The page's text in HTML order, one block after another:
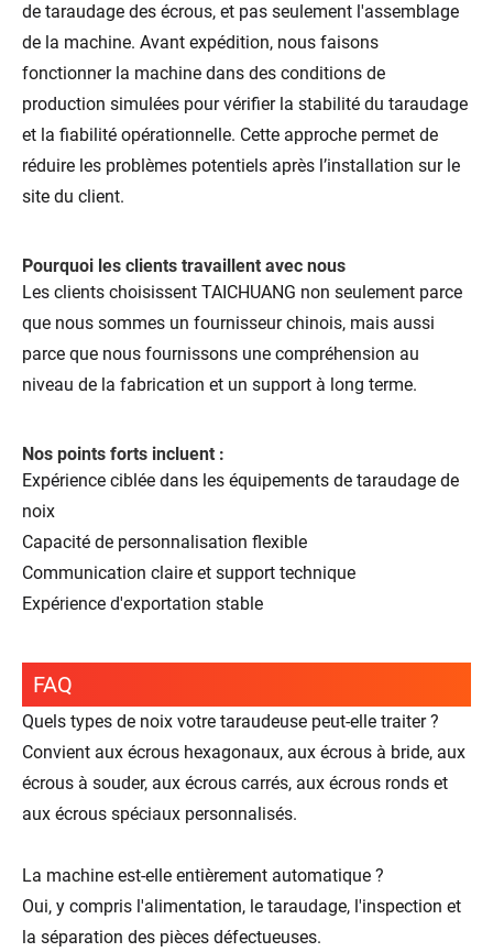
de taraudage des écrous, et pas seulement l'assemblage
de la machine. Avant expédition, nous faisons
fonctionner la machine dans des conditions de
production simulées pour vérifier la stabilité du taraudage
et la fiabilité opérationnelle. Cette approche permet de
réduire les problèmes potentiels après l’installation sur le
site du client.
Pourquoi les clients travaillent avec nous
Les clients choisissent TAICHUANG non seulement parce
que nous sommes un fournisseur chinois, mais aussi
parce que nous fournissons une compréhension au
niveau de la fabrication et un support à long terme.
Nos points forts incluent :
Expérience ciblée dans les équipements de taraudage de
noix
Capacité de personnalisation flexible
Communication claire et support technique
Expérience d'exportation stable
FAQ
Quels types de noix votre taraudeuse peut-elle traiter ?
Convient aux écrous hexagonaux, aux écrous à bride, aux
écrous à souder, aux écrous carrés, aux écrous ronds et
aux écrous spéciaux personnalisés.
La machine est-elle entièrement automatique ?
Oui, y compris l'alimentation, le taraudage, l'inspection et
la séparation des pièces défectueuses.